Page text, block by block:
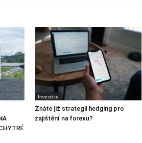
Investice
Znáte již strategii hedging pro
zajištění na forexu?